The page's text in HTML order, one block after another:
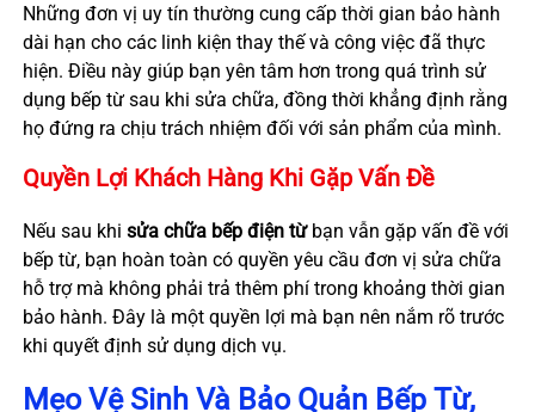
Những đơn vị uy tín thường cung cấp thời gian bảo hành
dài hạn cho các linh kiện thay thế và công việc đã thực
hiện. Điều này giúp bạn yên tâm hơn trong quá trình sử
dụng bếp từ sau khi sửa chữa, đồng thời khẳng định rằng
họ đứng ra chịu trách nhiệm đối với sản phẩm của mình.
Quyền Lợi Khách Hàng Khi Gặp Vấn Đề
Nếu sau khi sửa chữa bếp điện từbạn vẫn gặp vấn đề với
bếp từ, bạn hoàn toàn có quyền yêu cầu đơn vị sửa chữa
hỗ trợ mà không phải trả thêm phí trong khoảng thời gian
bảo hành. Đây là một quyền lợi mà bạn nên nắm rõ trước
khi quyết định sử dụng dịch vụ.
Mẹo Vệ Sinh Và Bảo Quản Bếp Từ,